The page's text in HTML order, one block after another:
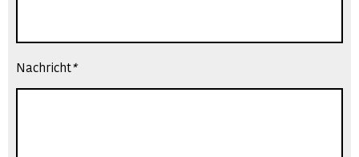
Nachricht*